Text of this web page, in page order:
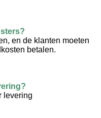
en de klanten moeten
betalen.
levering